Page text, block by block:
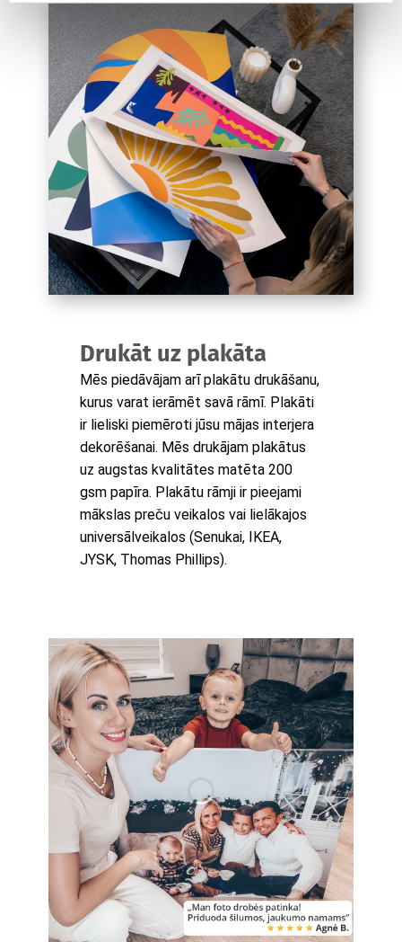
Drukāt uz plakāta
Mēs piedāvājam arī plakātu drukāšanu,
kurus varat ierāmēt savā rāmī. Plakāti
ir lieliski piemēroti jūsu mājas interjera
dekorēšanai. Mēs drukājam plakātus
uz augstas kvalitātes matēta 200
gsm papīra. Plakātu rāmji ir pieejami
mākslas preču veikalos vai lielākajos
universālveikalos (Senukai, IKEA,
JYSK, Thomas Phillips).